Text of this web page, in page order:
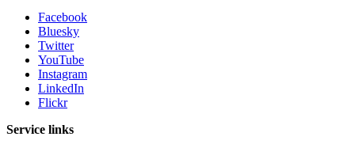
Facebook
Bluesky
Twitter
YouTube
Instagram
LinkedIn
Flickr
Service links